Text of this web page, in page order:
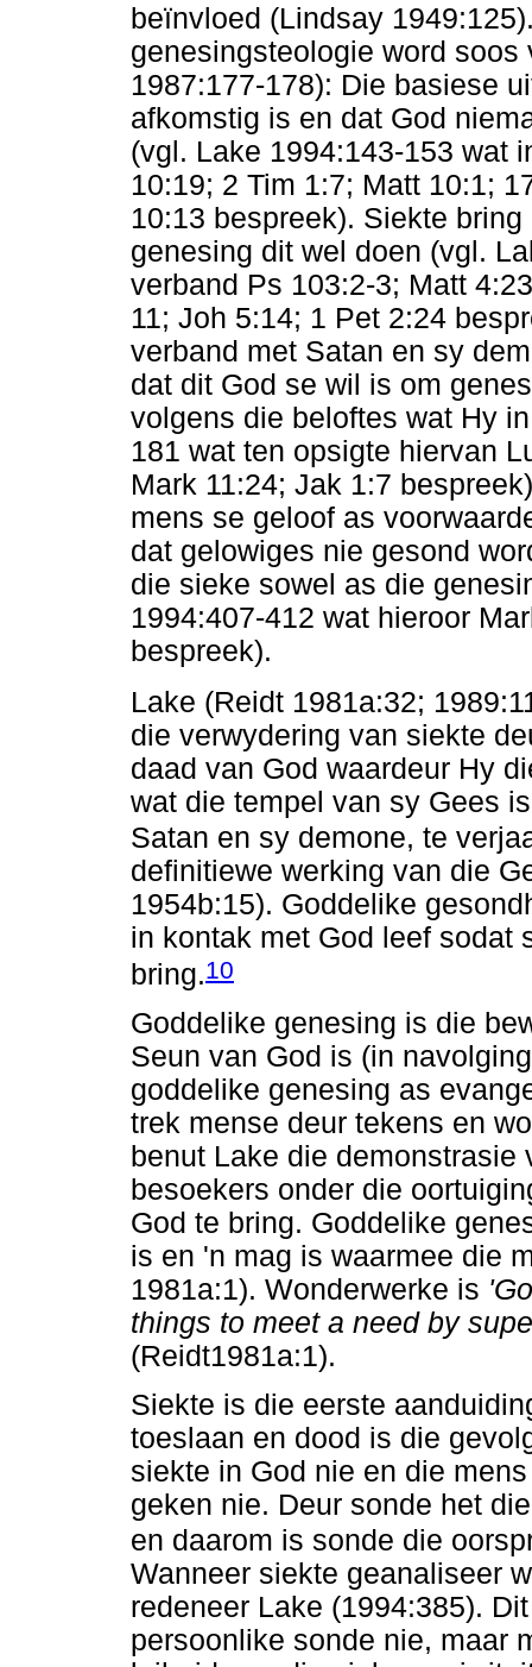
beïnvloed (Lindsay
genesingsteologie word
1987:177-178): Die basiese
afkomstig is en dat God
(vgl. Lake 1994:143-153 wat
10:19; 2 Tim 1:7; Matt 10:1;
10:13 bespreek). Siekte
genesing dit wel doen (vgl.
verband Ps 103:2-3; Matt
11; Joh 5:14; 1 Pet 2:24
verband met Satan en sy
dat dit God se wil is om
volgens die beloftes wat Hy
181 wat ten opsigte hiervan
Mark 11:24; Jak 1:7
mens se geloof as
dat gelowiges nie gesond
die sieke sowel as die
1994:407-412 wat hieroor
bespreek).
Lake (Reidt 1981a:32;
die verwydering van siekte
daad van God waardeur Hy
wat die tempel van sy Gees
Satan en sy demone, te
definitiewe werking van die
1954b:15). Goddelike
in kontak met God leef sodat
bring.10
Goddelike genesing is die
Seun van God is (in
goddelike genesing as
trek mense deur tekens en
benut Lake die
besoekers onder die
God te bring. Goddelike
is en 'n mag is waarmee die
1981a:1). Wonderwerke is
things to meet a need by
(Reidt1981a:1).
Siekte is die eerste
toeslaan en dood is die
siekte in God nie en die
geken nie. Deur sonde het
en daarom is sonde die
Wanneer siekte geanaliseer
redeneer Lake (1994:385).
persoonlike sonde nie, maar